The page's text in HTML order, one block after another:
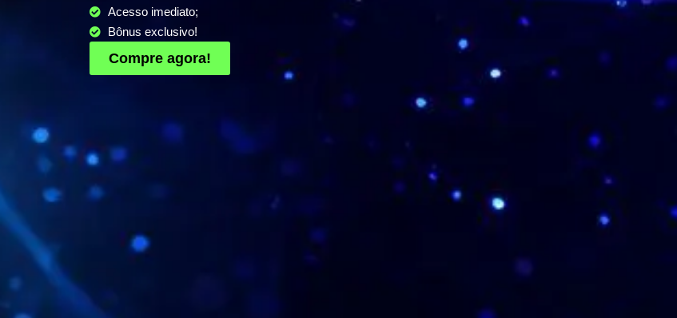
Acesso imediato;
Bônus exclusivo!
Compre agora!